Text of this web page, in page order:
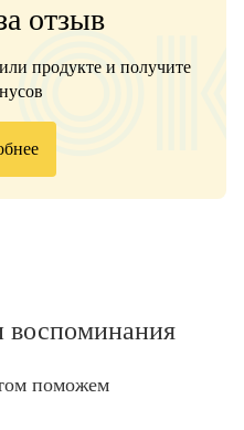
отзыв
продукте и получите
воспоминания
поможем